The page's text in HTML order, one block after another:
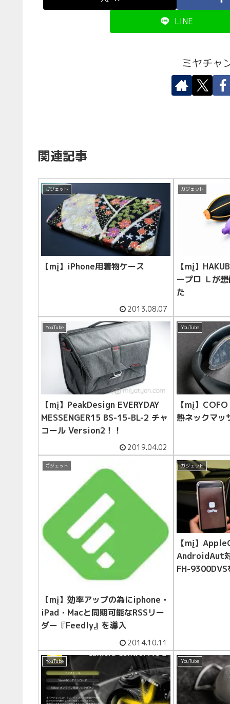
LINE
ミヤチャ
関連記事
ガジェット
【mį】iPhone用着物ケース
2013.08.07
ガジェット
【mį】
ープロ Ｌが
た
YouTube
【mį】PeakDesign EVERYDAY
MESSENGER15 BS-15-BL-2 チャ
コール Version2！！
2019.04.02
YouTube
【mį】
熱ネックマッ
ガジェット
【mį】効率アップの為にiphone・
iPad・Macと同期可能なRSSリー
ダー『Feedly』を導入
2014.10.11
ガジェット
【mį】
AndroidAut
FH-
YouTube YouTube